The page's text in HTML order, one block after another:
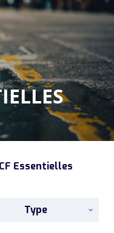
Essentielles
Type